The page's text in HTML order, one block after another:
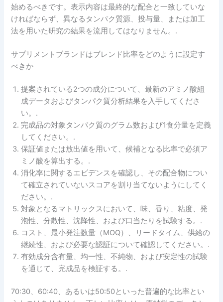
始めるべきです。表示内容は最終的な配合と一致していな
ければならず、異なるタンパク質源、投与量、または加工
法を用いた研究の結果を流用してはなりません。.
サプリメントブランドはブレンド比率をどのように設定す
べきか
提案されている2つの成分について、最新のアミノ酸組
成データおよびタンパク質分析結果を入手してくださ
い。.
完成品の対象タンパク質のグラム数および1食分量を定義
してください。.
保証値または放出値を用いて、候補となる比率で必須ア
ミノ酸を算出する。.
消化率に関するエビデンスを確認し、その配合物につい
て確立されていないスコアを割り当てないようにしてく
ださい。.
対象となるマトリックスにおいて、味、香り、粘度、発
泡性、分散性、沈降性、および口当たりを試験する。.
コスト、最小発注数量（MOQ）、リードタイム、供給の
継続性、および必要な認証について確認してください。.
有効成分含有量、均一性、不純物、および安定性の試験
を通じて、完成品を検証する。.
70:30、60:40、あるいは50:50といった普遍的な比率とい